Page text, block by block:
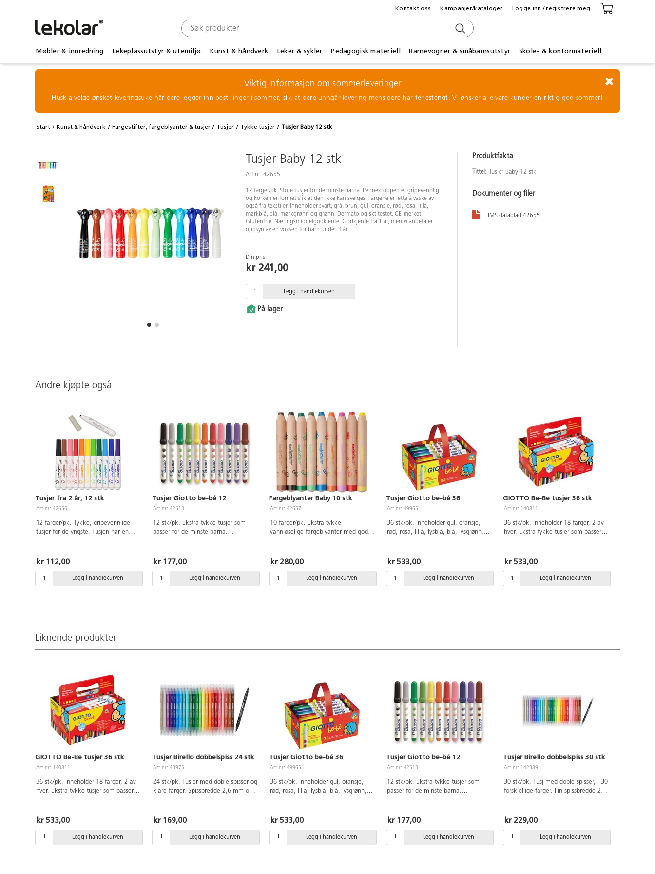
Møbler & innredning Lekeplassutstyr & utemiljø Kunst & håndverk Leker & sykler Pedagogisk materiell Barnevogner & småbarnsutstyr Skole- & kontormateriell
Kontakt oss Kampanjer/kataloger Logge inn / registrere meg
Viktig informasjon om sommerleveringer
Husk å velge ønsket leveringsuke når dere legger inn bestillinger i sommer, slik at dere unngår levering mens dere har feriestengt. Vi ønsker alle våre kunder en riktig god sommer!
Start Kunst & håndverk Fargestifter, fargeblyanter & tusjer Tusjer Tykke tusjer Tusjer Baby 12 stk
Tusjer Baby 12 stk
Art.nr: 42655
12 farger/pk. Store tusjer for de minste barna. Pennekroppen er gripevennlig
og korken er formet slik at den ikke kan svelges. Fargene er lette å vaske av
også fra tekstiler. Inneholder svart, grå, brun, gul, oransje, rød, rosa, lilla,
mørkblå, blå, mørkgrønn og grønn. Dermatologiskt testet. CE-merket.
Glutenfrie. Næringsmiddelgodkjente. Godkjente fra 1 år, men vi anbefaler
oppsyn av en voksen for barn under 3 år.
Din pris:
kr 241,00
Legg i handlekurven
På lager
Produktfakta
Tittel: Tusjer Baby 12 stk
Dokumenter og filer
HMS datablad 42655
Andre kjøpte også
Tusjer fra 2 år, 12 stk
Art.nr: 42656
12 farger/pk. Tykke, gripevennlige
tusjer for de yngste. Tusjen har en
tekstiler. Inneholder svart, grå, brun,
gul, oransje, rød, rosa, lilla, mørkblå,
blå, mørkgrønn og grønn.
Dermatologisk testet. CE-merket.
kr 112,00
Legg i handlekurven
Tusjer Giotto be-bé 12
Art.nr: 42513
12 stk/pk. Ekstra tykke tusjer som
passer for de minste barna.
brun, svart. Sikre og lette å bruke og
vaskes enkelt bort med vann, både
fra klær og hud. Ventilert hette.
Spissen sitter fast og kan ikke trykkes
kr 177,00
Legg i handlekurven
Fargeblyanter Baby 10 stk
Art.nr: 42657
10 farger/pk. Ekstra tykke
vannløselige fargeblyanter med godt
akvarellfargeblyant. Inneholder svart,
brun, cerise, rød, oransje, gul, grønn,
mørk grønn, blå, lilla og en
blyantspisser. Mål: lengde 120 mm,
kr 280,00
Legg i handlekurven
Tusjer Giotto be-bé 36
Art.nr: 49965
36 stk/pk. Inneholder gul, oransje,
rød, rosa, lilla, lysblå, blå, lysgrønn,
Ø5 mm spiss som sitter fast og kan
ikke trykkes inn. Dermatologisk
testet. Leveres i pappeske med
håndtak. Fra 2 år.
kr 533,00
Legg i handlekurven
GIOTTO Be-Be tusjer 36 stk
Art.nr: 140811
36 stk/pk. Inneholder 18 farger, 2 av
hver. Ekstra tykke tusjer som passer
klær og fra huden. Med ventilert og
kvelningssikker hette. Spissen er fast
og kan ikke skyves inn.
Dermatologisk testet. 5 mm spiss. Fra
kr 533,00
Legg i handlekurven
Liknende produkter
GIOTTO Be-Be tusjer 36 stk
Art.nr: 140811
36 stk/pk. Inneholder 18 farger, 2 av
hver. Ekstra tykke tusjer som passer
klær og fra huden. Med ventilert og
kvelningssikker hette. Spissen er fast
og kan ikke skyves inn.
Dermatologisk testet. 5 mm spiss. Fra
kr 533,00
Legg i handlekurven
Tusjer Birello dobbelspiss 24 stk
Art.nr: 43975
24 stk/pk. Tusjer med doble spisser og
klare farger. Spissbredde 2,6 mm og
gluten. Pennekropp og hette av plast.
kr 169,00
Legg i handlekurven
Tusjer Giotto be-bé 36
Art.nr: 49965
36 stk/pk. Inneholder gul, oransje,
rød, rosa, lilla, lysblå, blå, lysgrønn,
Ø5 mm spiss som sitter fast og kan
ikke trykkes inn. Dermatologisk
testet. Leveres i pappeske med
håndtak. Fra 2 år.
kr 533,00
Legg i handlekurven
Tusjer Giotto be-bé 12
Art.nr: 42513
12 stk/pk. Ekstra tykke tusjer som
passer for de minste barna.
brun, svart. Sikre og lette å bruke og
vaskes enkelt bort med vann, både
fra klær og hud. Ventilert hette.
Spissen sitter fast og kan ikke trykkes
kr 177,00
Legg i handlekurven
Tusjer Birello dobbelspiss 30 stk
Art.nr: 142389
30 stk/pk. Tusj med doble spisser, i 30
forskjellige farger. Fin spissbredde 2,6
fra siden for hele linjer eller på
toppen for fine linjer. Blekket er lett å
vaske av fra klærne. Dermatologisk
testet. Inneholder ikke gluten.
kr 229,00
Legg i handlekurven